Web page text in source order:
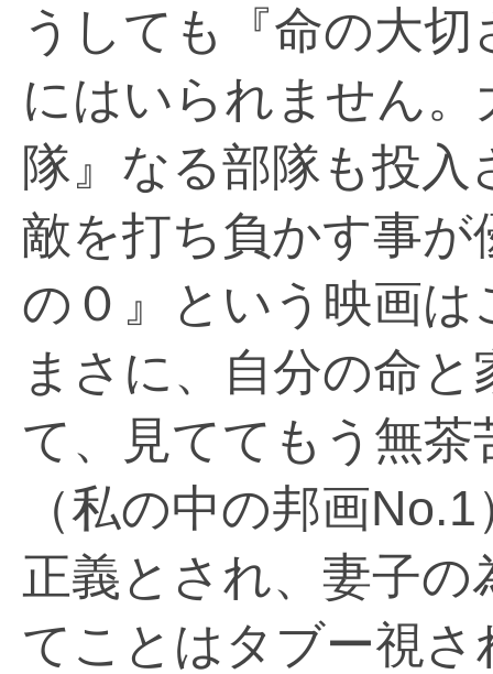
うしても『命の大
にはいられません
隊』なる部隊も投
敵を打ち負かす事
の０』という映画
まさに、自分の命
て、見ててもう無
（私の中の邦画
正義とされ、妻子
てことはタブー視